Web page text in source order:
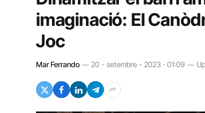
imaginació: El
Joc
Mar Ferrando 20 - setembre - 2023 · 01:09